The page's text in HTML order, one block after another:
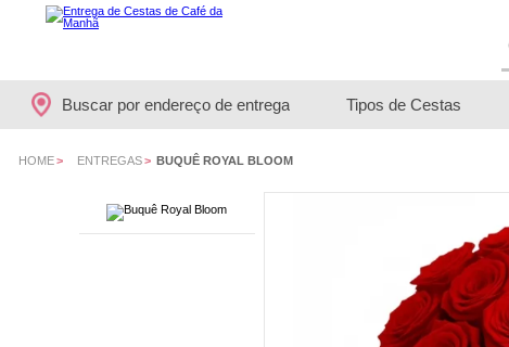
Buscar por endereço de entrega Tipos de Cestas
HOME> ENTREGAS> BUQUÊ ROYAL BLOOM